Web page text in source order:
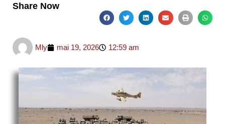
Share Now
Mly mai 19, 2026 12:59 am